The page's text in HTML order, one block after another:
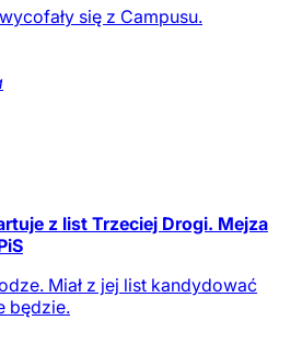
się z Campusu.
z list Trzeciej Drogi. Mejza
Miał z jej list kandydować
będzie.